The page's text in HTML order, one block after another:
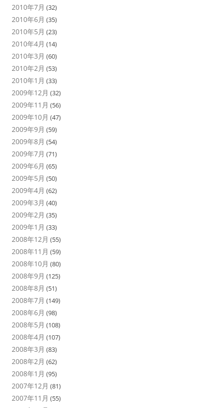
2010年7月 (32)
2010年6月 (35)
2010年5月 (23)
2010年4月 (14)
2010年3月 (60)
2010年2月 (53)
2010年1月 (33)
2009年12月 (32)
2009年11月 (56)
2009年10月 (47)
2009年9月 (59)
2009年8月 (54)
2009年7月 (71)
2009年6月 (65)
2009年5月 (50)
2009年4月 (62)
2009年3月 (40)
2009年2月 (35)
2009年1月 (33)
2008年12月 (55)
2008年11月 (59)
2008年10月 (80)
2008年9月 (125)
2008年8月 (51)
2008年7月 (149)
2008年6月 (98)
2008年5月 (108)
2008年4月 (107)
2008年3月 (83)
2008年2月 (62)
2008年1月 (95)
2007年12月 (81)
2007年11月 (55)